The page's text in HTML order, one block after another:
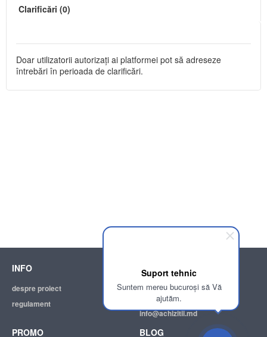
Suport tehnic
Suntem mereu bucuroși să Vă
ajutăm.
Clarificări (0)
Doar utilizatorii autorizați ai platformei pot să adreseze
întrebări în perioada de clarificări.
INFO
despre proiect
regulament
SUPPORT
ajutor
adresa electronică:
info@achizitii.md
PROMO BLOG